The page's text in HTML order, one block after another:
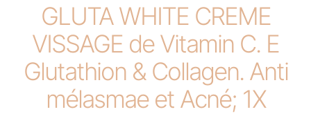
GLUTA WHITE CREME
VISSAGE de Vitamin C. E
Glutathion & Collagen. Anti
mélasmae et Acné; 1X